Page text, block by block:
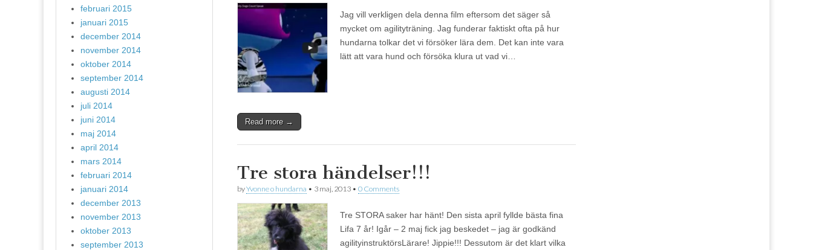
Jag vill verkligen dela denna film eftersom det säger så
mycket om agilityträning. Jag funderar faktiskt ofta på hur
hundarna tolkar det vi försöker lära dem. Det kan inte vara
lätt att vara hund och försöka klura ut vad vi…
Read more →
Tre stora händelser!!!
byYvonne o hundarna • 3 maj, 2013 • 0 Comments
Tre STORA saker har hänt! Den sista april fyllde bästa fina
Lifa 7 år! Igår – 2 maj fick jag beskedet – jag är godkänd
agilityinstruktörsLärare! Jippie!!! Dessutom är det klart vilka
februari 2015
januari 2015
december 2014
november 2014
oktober 2014
september 2014
augusti 2014
juli 2014
juni 2014
maj 2014
april 2014
mars 2014
februari 2014
januari 2014
december 2013
november 2013
oktober 2013
september 2013